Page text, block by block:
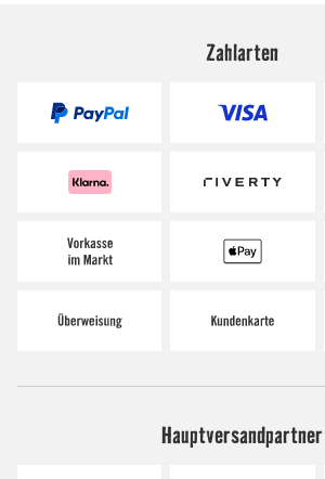
Zahlarten
Hauptversandpartner